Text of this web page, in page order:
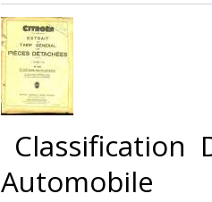
Classification
Automobile‎